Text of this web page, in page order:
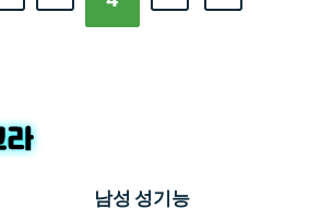
남성 성기능